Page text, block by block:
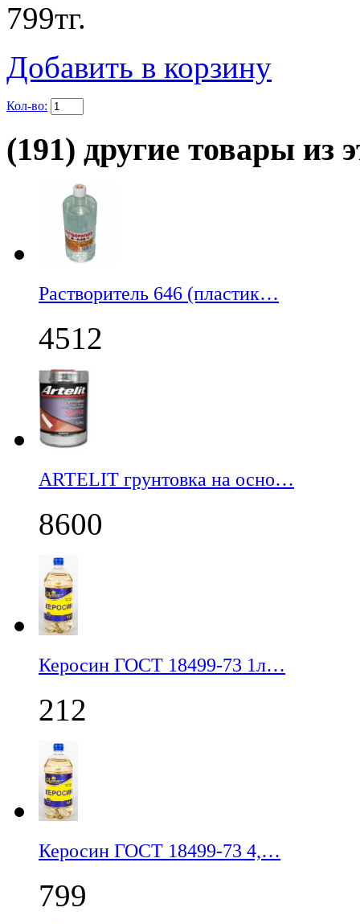
799тг.
Добавить в корзину
Кол-во:
(191) другие товары из
Растворитель 646 (пластик…
4512
ARTELIT грунтовка на осно…
8600
Керосин ГОСТ 18499-73 1л…
212
Керосин ГОСТ 18499-73 4,…
799